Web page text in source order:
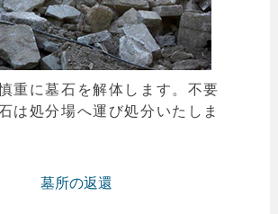
重に墓石を解体します。不要
は処分場へ運び処分いたしま
墓所の返還